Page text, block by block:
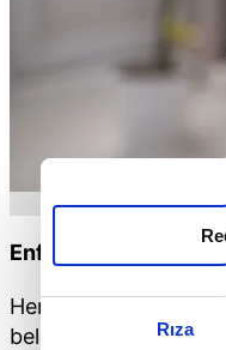
Rıza
Enflasyon Rakamları
Henüz altı aylık
belirlenmiş değil.